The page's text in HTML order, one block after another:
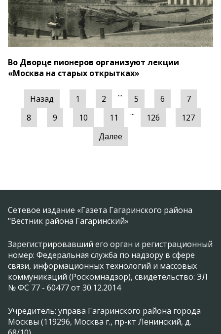
Во Дворце пионеров организуют лекции
«Москва на старых открытках»
Назад 1 2 ... 5 6
7
8
9 10 11 ... 126
127
Далее
Сетевое издание «Газета Гагаринского района
"Вестник района Гагаринский»
Зарегистрировавший его орган и регистрационный
номер: Федеральная служба по надзору в сфере
связи, информационных технологий и массовых
коммуникаций (Роскомнадзор), свидетельство: ЭЛ
№ ФС 77 - 60477 от 30.12.2014
Учредитель: управа Гагаринского района города
Москвы (119296, Москва г., пр-кт Ленинский, д.